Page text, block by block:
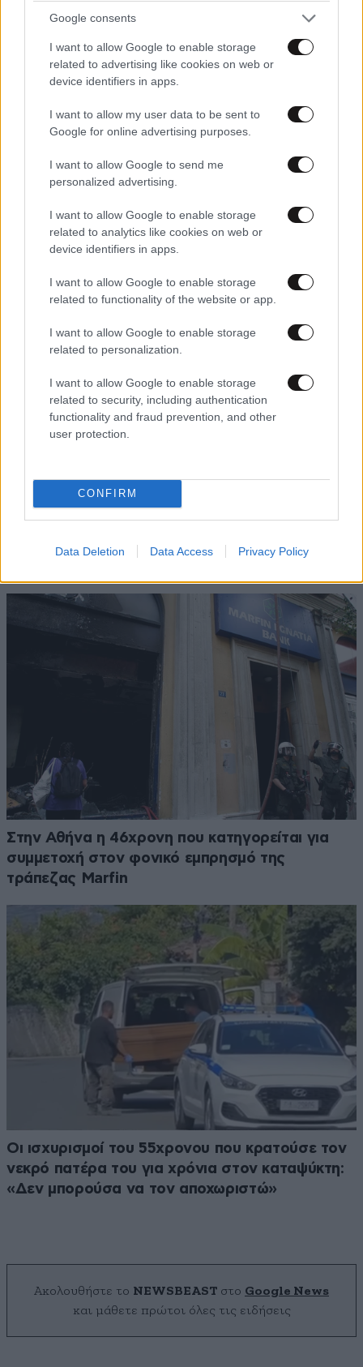
Google consents
I want to allow Google to enable storage
related to advertising like cookies on web or
device identifiers in apps.
I want to allow my user data to be sent to
Google for online advertising purposes.
I want to allow Google to send me
personalized advertising.
I want to allow Google to enable storage
related to analytics like cookies on web or
device identifiers in apps.
I want to allow Google to enable storage
related to functionality of the website or app.
I want to allow Google to enable storage
related to personalization.
I want to allow Google to enable storage
related to security, including authentication
functionality and fraud prevention, and other
user protection.
CONFIRM
Data Deletion Data Access Privacy Policy
Στον ανακριτή ο 55χρονος που κατηγορείται ότι
έκρυβε επί χρόνια τη σορό του πατέρα του σε
αστυνομικούς
Ενώπιον της Δικαιοσύνης σήμερα η 46χρονη
κατηγορούμενη για τη φονική επίθεση στη
οι ρόλοι
Στην Αθήνα η 46χρονη που κατηγορείται για
συμμετοχή στον φονικό εμπρησμό της
τράπεζας Marfin
Οι ισχυρισμοί του 55χρονου που κρατούσε τον
νεκρό πατέρα του για χρόνια στον καταψύκτη:
«Δεν μπορούσα να τον αποχωριστώ»
Ακολουθήστε το NEWSBEAST στο Google News
και μάθετε πρώτοι όλες τις ειδήσεις